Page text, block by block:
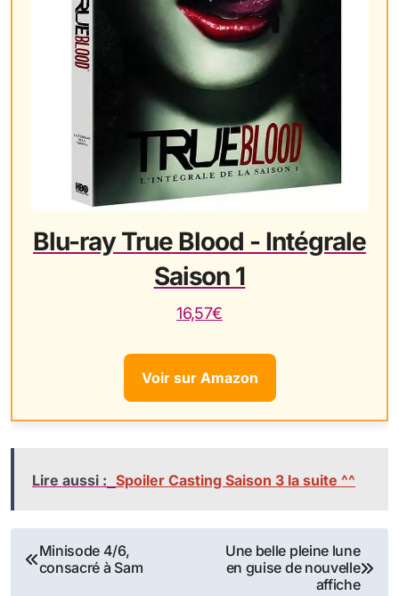
Blu-ray True Blood - Intégrale
Saison 1
16,57€
Voir sur Amazon
Lire aussi : Spoiler Casting Saison 3 la suite ^^
Navigation
Minisode 4/6,
consacré à Sam
Une belle pleine lune
en guise de nouvelle
affiche